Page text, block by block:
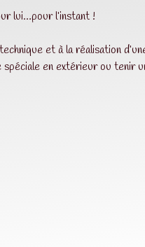
lui…pour l’instant !
et à la réalisation
en extérieur ou tenir